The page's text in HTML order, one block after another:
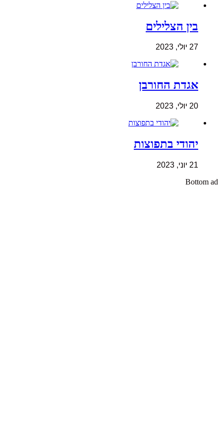
בין הצלילים
27 יולי, 2023
אגדת החורבן
20 יולי, 2023
יהודי בתפוצות
21 יוני, 2023
Bottom ad